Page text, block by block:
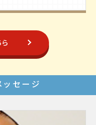
ッセージ